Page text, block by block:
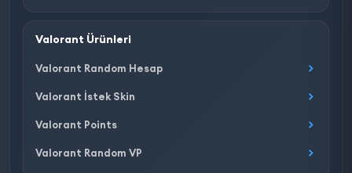
Valorant Ürünleri
Valorant Random Hesap
Valorant İstek Skin
Valorant Points
Valorant Random VP